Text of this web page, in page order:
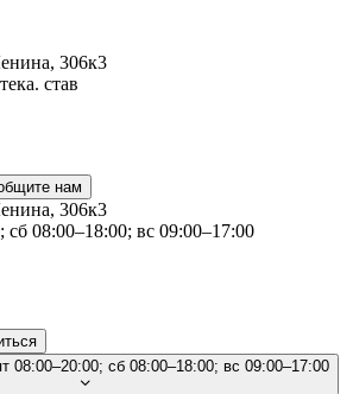
306к3
став
нам
306к3
сб 08:00–18:00; вс 09:00–17:00
08:00–20:00; сб 08:00–18:00; вс 09:00–17:00